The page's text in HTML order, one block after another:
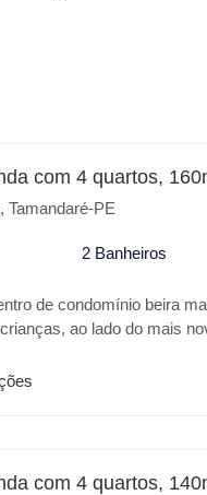
com 4 quartos,
Tamandaré-PE
2 Banheiros
de condomínio beira
ao lado do mais
bela varanda , sala dois
com 4 quartos,